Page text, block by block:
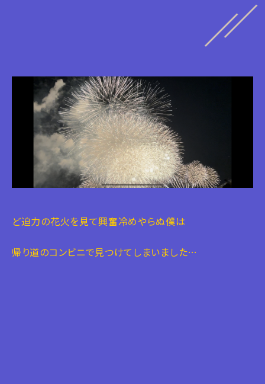
ど迫力の花火を見て興奮冷めやらぬ僕は
帰り道のコンビニで見つけてしまいました…